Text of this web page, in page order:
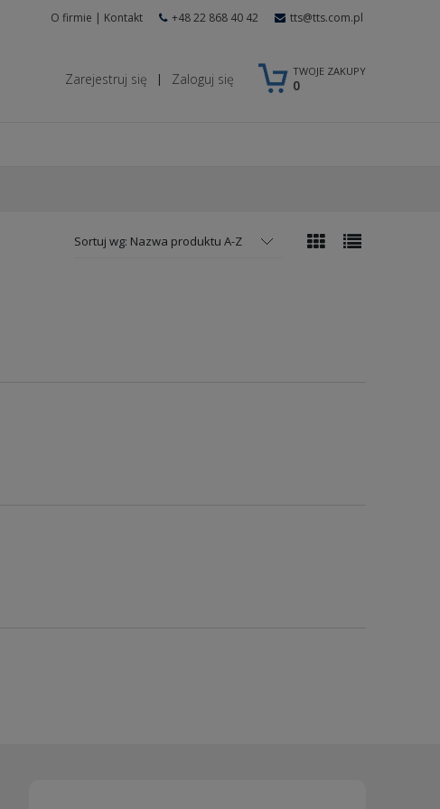
O firmie | Kontakt +48 22 868 40 42 tts@tts.com.pl
TWOJE ZAKUPY
0
Zarejestruj się | Zaloguj się
Sortuj wg: Nazwa produktu A-Z